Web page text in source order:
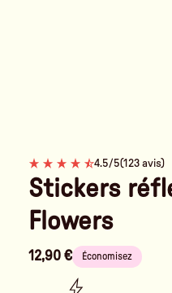
4.5/5(123 avis)
Stickers
Flowers
12,90 € Économisez